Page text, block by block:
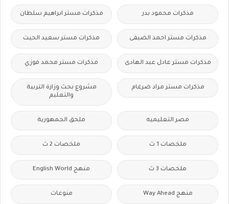
مذكرات محمود بدر مذكرات مستر ابراهيم سلطان
مذكرات مستر احمد الضيفى مذكرات مستر سعيد الحيت
مذكرات مستر عادل عبد الهادى مذكرات مستر محمد فوزي
مذكرات مستر مراد ضرغام
مشروع بحث وزارة التربية
والتعليم
مصر التعليميه ملحق الجمهورية
ملخصات 1 ث ملخصات 2 ث
ملخصات 3 ث منهج English World
منهج Way Ahead منوعات